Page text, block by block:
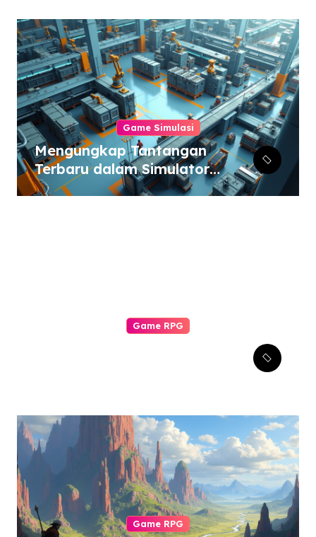
Game Simulasi
Mengungkap Tantangan
Terbaru dalam Simulator
Pabrik dan Otomatisasi
Game RPG
Game RPG